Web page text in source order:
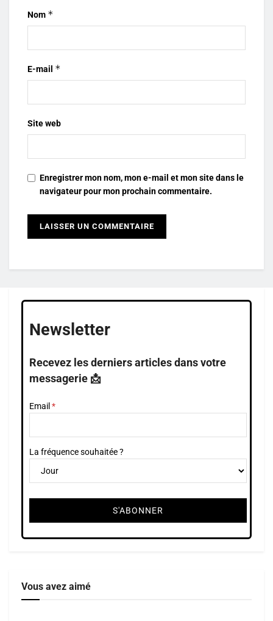
Nom *
E-mail *
Site web
Enregistrer mon nom, mon e-mail et mon site dans le
navigateur pour mon prochain commentaire.
Newsletter
Recevez les derniers articles dans votre
messagerie 📩
Email
La fréquence souhaitée ?
Vous avez aimé